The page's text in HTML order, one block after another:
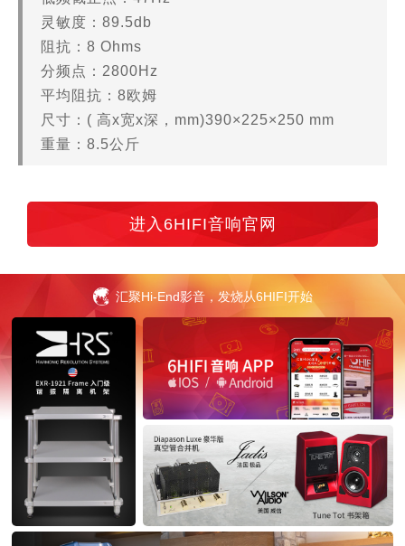
灵敏度：89.5db
阻抗：8 Ohms
分频点：2800Hz
平均阻抗：8欧姆
尺寸：( 高x宽x深，mm)390×225×250 mm
重量：8.5公斤
进入6HIFI音响官网
汇聚Hi-End影音，发烧从6HIFI开始